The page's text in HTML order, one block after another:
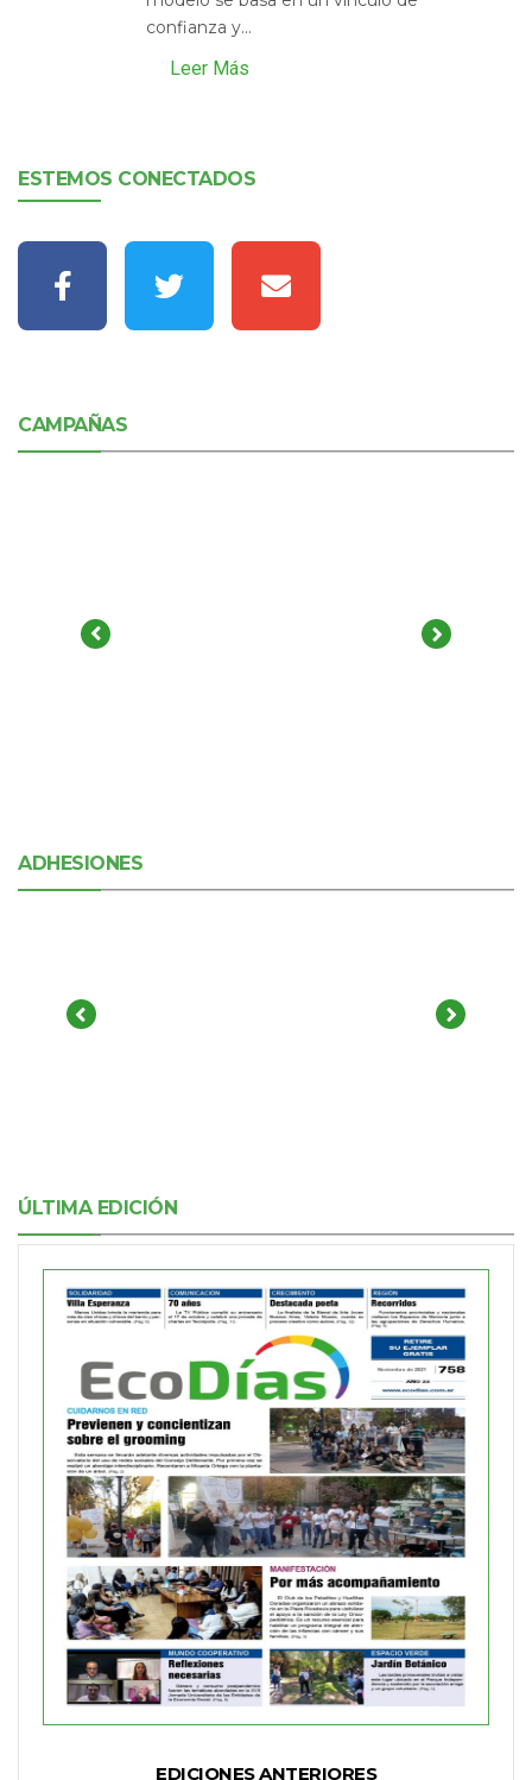
confianza y...
Leer Más
ESTEMOS CONECTADOS
CAMPAÑAS
ADHESIONES
ÚLTIMA EDICIÓN
EDICIONES ANTERIORES